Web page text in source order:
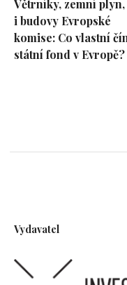
Větrníky, zemní plyn,
i budovy Evropské
komise: Co vlastní
státní fond v Evropě?
Vydavatel